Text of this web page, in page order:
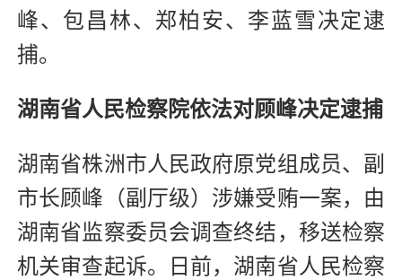
峰、包昌林、郑柏安、李蓝雪决定逮
捕。
湖南省人民检察院依法对顾峰决定逮捕
湖南省株洲市人民政府原党组成员、副
市长顾峰（副厅级）涉嫌受贿一案，由
湖南省监察委员会调查终结，移送检察
机关审查起诉。日前，湖南省人民检察